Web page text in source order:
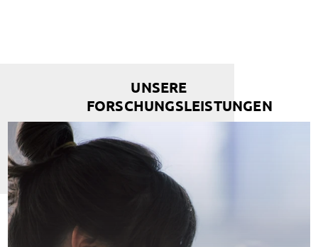
UNSERE
FORSCHUNGSLEISTUNGEN